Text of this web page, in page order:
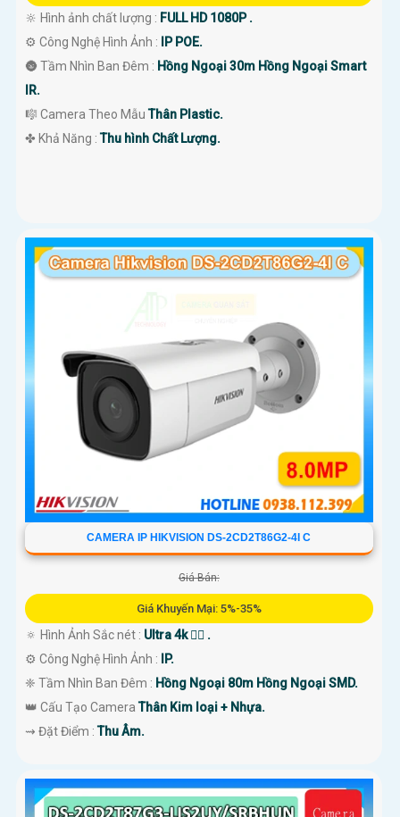
🔆 Hình ảnh chất lượng : FULL HD 1080P .
⚙ Công Nghệ Hình Ảnh : IP POE.
🌚 Tầm Nhìn Ban Đêm : Hồng Ngoại 30m Hồng Ngoại Smart
IR.
🎼️ Camera Theo MẫuThân Plastic.
️✤ Khả Năng :Thu hình Chất Lượng.
CAMERA IP HIKVISION DS-2CD2T86G2-4I C
Giá Bán:
Giá Khuyến Mại: 5%-35%
🔅 Hình Ảnh Sắc nét : Ultra 4k 👍🏾 .
⚙ Công Nghệ Hình Ảnh : IP.
❈ Tầm Nhìn Ban Đêm : Hồng Ngoại 80m Hồng Ngoại SMD.
👑 Cấu Tạo CameraThân Kim loại + Nhựa.
️⇝ Đặt Điểm :Thu Âm.